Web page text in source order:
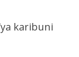
karibuni